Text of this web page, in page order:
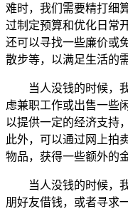
难时，我们需要精打细
过制定预算和优化日常
还可以寻找一些廉价或
散步等，以满足生活的需
当人没钱的时候，
虑兼职工作或出售一些
以提供一定的经济支持
此外，可以通过网上拍
物品，获得一些额外的金
当人没钱的时候，
朋好友借钱，或者寻求